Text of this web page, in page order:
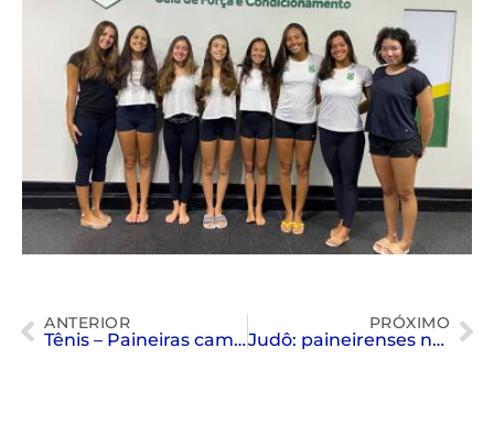
ANTERIOR
Tênis – Paineiras campeão Interclubes 16F
PRÓXIMO
Judô: paineirenses no Jogos Sul-Americanos